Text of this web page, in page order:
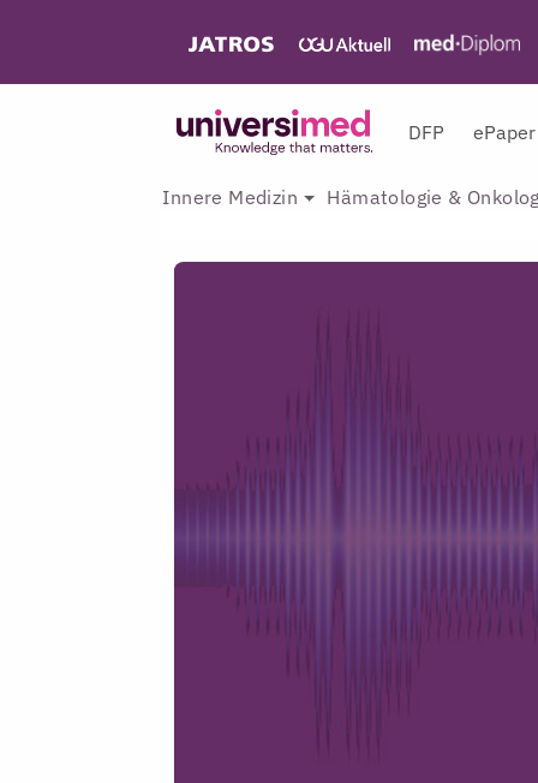
DFP ePaper
Innere Medizin Hämatologie &